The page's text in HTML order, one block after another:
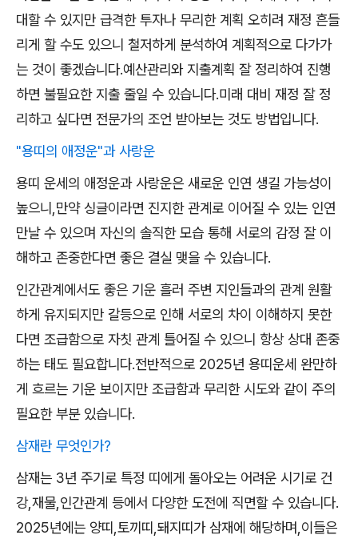
대할 수 있지만 급격한 투자나 무리한 계획 오히려 재정 흔들
리게 할 수도 있으니 철저하게 분석하여 계획적으로 다가가
는 것이 좋겠습니다.예산관리와 지출계획 잘 정리하여 진행
하면 불필요한 지출 줄일 수 있습니다.미래 대비 재정 잘 정
리하고 싶다면 전문가의 조언 받아보는 것도 방법입니다.
"용띠의 애정운"과 사랑운
용띠 운세의 애정운과 사랑운은 새로운 인연 생길 가능성이
높으니,만약 싱글이라면 진지한 관계로 이어질 수 있는 인연
만날 수 있으며 자신의 솔직한 모습 통해 서로의 감정 잘 이
해하고 존중한다면 좋은 결실 맺을 수 있습니다.
인간관계에서도 좋은 기운 흘러 주변 지인들과의 관계 원활
하게 유지되지만 갈등으로 인해 서로의 차이 이해하지 못한
다면 조급함으로 자칫 관계 틀어질 수 있으니 항상 상대 존중
하는 태도 필요합니다.전반적으로 2025년 용띠운세 완만하
게 흐르는 기운 보이지만 조급함과 무리한 시도와 같이 주의
필요한 부분 있습니다.
삼재란 무엇인가?
삼재는 3년 주기로 특정 띠에게 돌아오는 어려운 시기로 건
강,재물,인간관계 등에서 다양한 도전에 직면할 수 있습니다.
2025년에는 양띠,토끼띠,돼지띠가 삼재에 해당하며,이들은